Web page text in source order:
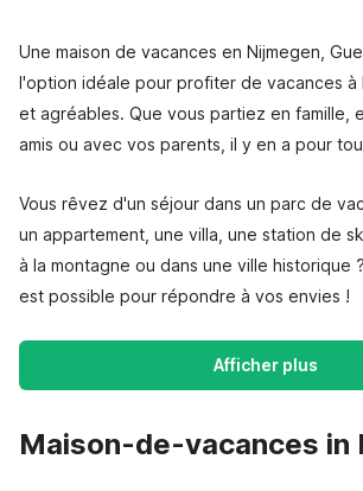
Une maison de vacances en Nijmegen,
l'option idéale pour profiter de vacances à
et agréables. Que vous partiez en famille,
amis ou avec vos parents, il y en a pour
Vous rêvez d'un séjour dans un parc de
un appartement, une villa, une station de
à la montagne ou dans une ville historique
est possible pour répondre à vos envies !
Afficher plus
Maison-de-vacances in